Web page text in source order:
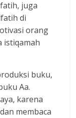
juga
di
orang
istiqamah
buku,
Aa.
karena
membaca